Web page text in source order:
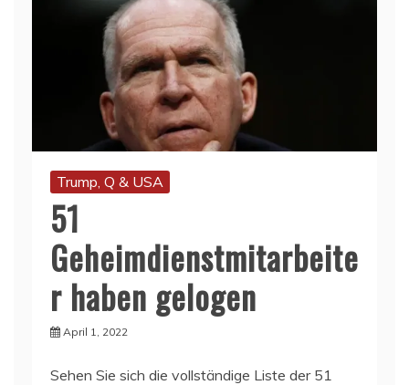
Trump, Q & USA
51
Geheimdienstmitarbeite
r haben gelogen
April 1, 2022
Sehen Sie sich die vollständige Liste der 51